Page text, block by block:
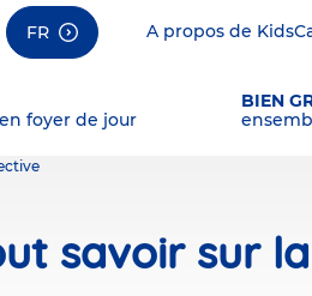
FR A propos de
foyer de jour
BIEN
savoir sur